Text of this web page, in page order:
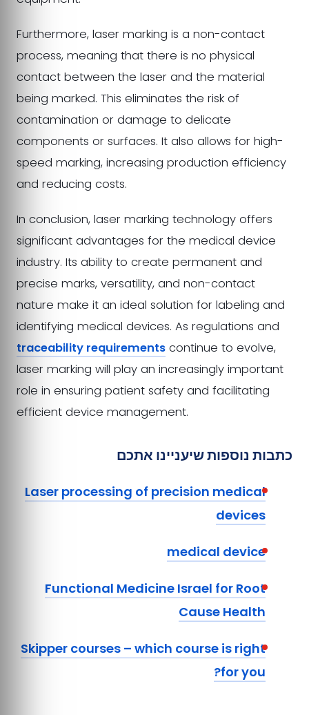
Furthermore, laser marking is a non-contact
process, meaning that there is no physical
contact between the laser and the material
being marked. This eliminates the risk of
contamination or damage to delicate
components or surfaces. It also allows for high-
speed marking, increasing production efficiency
and reducing costs.
In conclusion, laser marking technology offers
significant advantages for the medical device
industry. Its ability to create permanent and
precise marks, versatility, and non-contact
nature make it an ideal solution for labeling and
identifying medical devices. As regulations and
traceability requirements continue to evolve,
laser marking will play an increasingly important
role in ensuring patient safety and facilitating
efficient device management.
כתבות נוספות שיעניינו אתכם
Laser processing of precision medical
devices
medical device
Functional Medicine Israel for Root
Cause Health
Skipper courses – which course is right
for you?